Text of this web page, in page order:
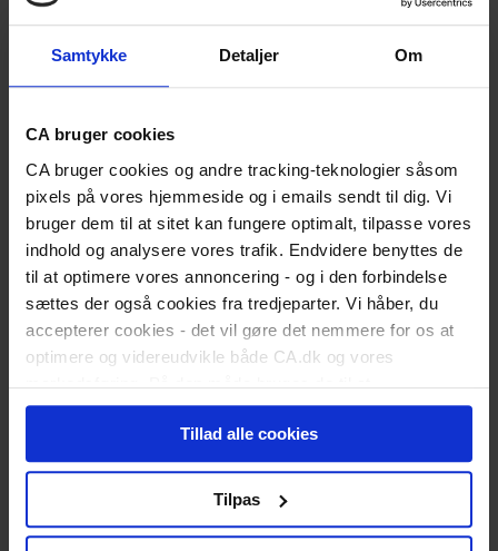
Samtykke Detaljer Om
CA bruger cookies
CA bruger cookies og andre tracking-teknologier såsom
pixels på vores hjemmeside og i emails sendt til dig. Vi
bruger dem til at sitet kan fungere optimalt, tilpasse vores
indhold og analysere vores trafik. Endvidere benyttes de
til at optimere vores annoncering - og i den forbindelse
sættes der også cookies fra tredjeparter. Vi håber, du
accepterer cookies - det vil gøre det nemmere for os at
optimere og videreudvikle både CA.dk og vores
markedsføring. På den måde bruges de til at
personalisere indhold til dig, herunder på vores
hjemmeside, i emails og i annoncer. Ønsker du senere
hen at ændre dit cookie-samtykke, kan du altid gøre det
ved at klikke på "Cookiepolitik" nederst på alle sider.
Tillad alle cookies
Tilpas
Er du nyuddannet?
Vigtige datoer for dimittender
Skift status til nyuddannet
Land dit første job
I job
Karriererådgivning
Løn og lønforhandling
Trivsel og arbejdsglæde
Karriereplan
Kompetenceudvikling
Karriereskift
Inspiration til jobsøgning
Selvstændig/freelancer
Ledelse
Ansættelsesforhold
Ledig
Meld dig ledig
Er du blevet opsagt?
Har du selv sagt op?
Dagpengeregler
Dagpengeberegner
Formularer